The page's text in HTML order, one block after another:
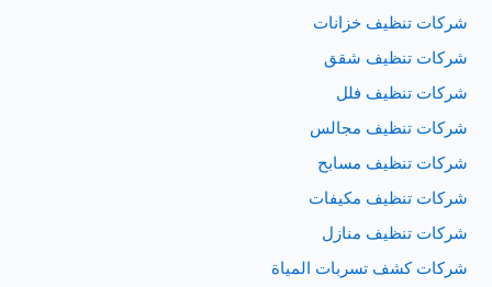
شركات تنظيف خزانات
شركات تنظيف شقق
شركات تنظيف فلل
شركات تنظيف مجالس
شركات تنظيف مسابح
شركات تنظيف مكيفات
شركات تنظيف منازل
شركات كشف تسربات المياة